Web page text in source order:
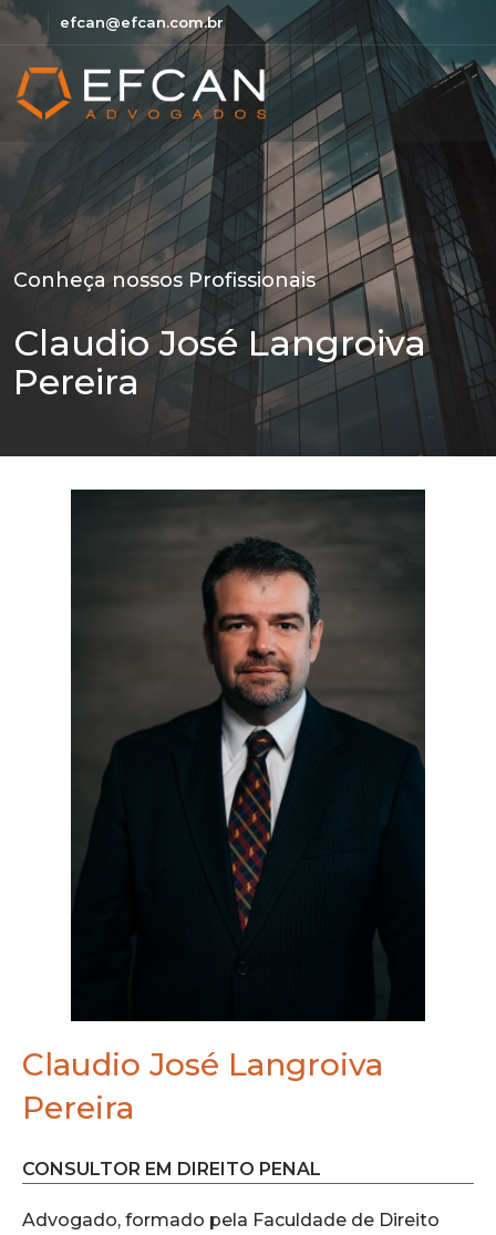
efcan@efcan.com.br
Conheça nossos Profissionais
Claudio José Langroiva
Pereira
Claudio José Langroiva
Pereira
CONSULTOR EM DIREITO PENAL
Advogado, formado pela Faculdade de Direito